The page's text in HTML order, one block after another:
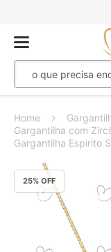
Home
Gargantilha com
Gargantilha Espirito
25% OFF
Pular
para
o